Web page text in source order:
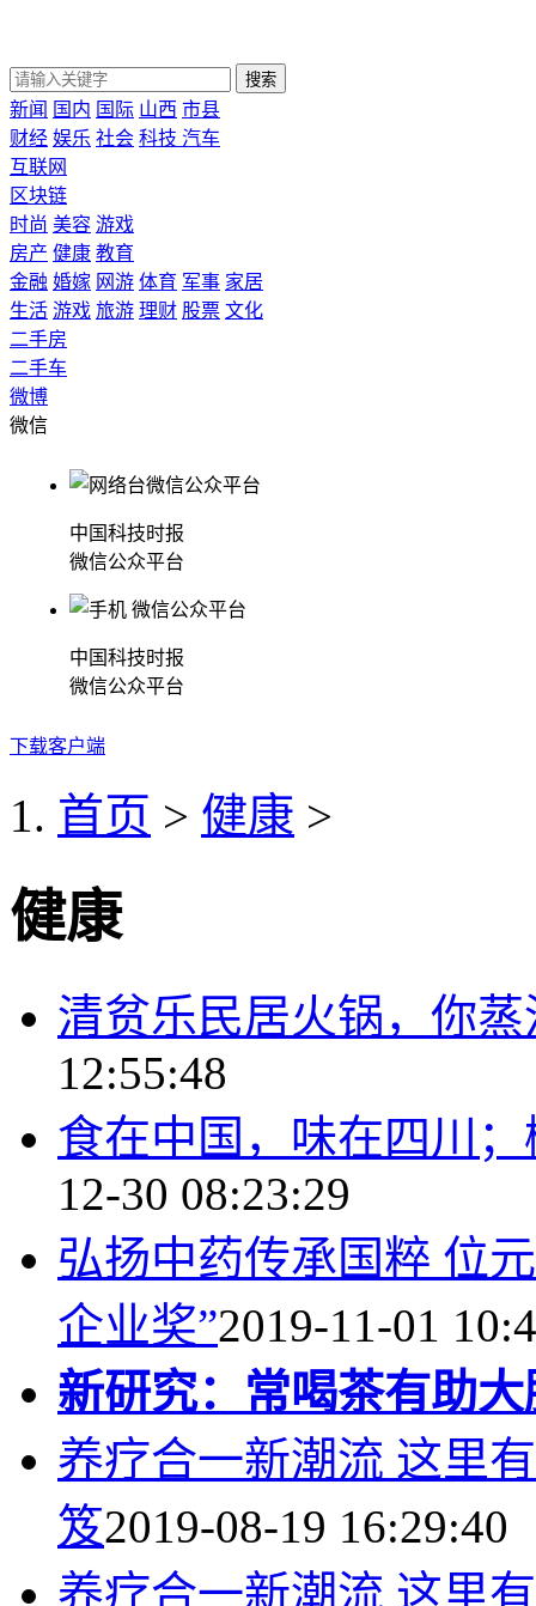
搜索
新闻 国内 国际 山西 市县
财经 娱乐 社会 科技 汽车
互联网
区块链
时尚 美容 游戏
房产 健康 教育
金融 婚嫁 网游 体育 军事 家居
生活 游戏 旅游 理财 股票 文化
二手房
二手车
微博
微信
中国科技时报
微信公众平台
中国科技时报
微信公众平台
下载客户端
首页 > 健康 >
健康
清贫乐民居火锅，你
12:55:48
食在中国，味在四川
12-30 08:23:29
弘扬中药传承国粹 位
企业奖”2019-11-01
新研究：常喝茶有助
养疗合一新潮流 这里
笈2019-08-19 16:29:40
养疗合一新潮流 这里